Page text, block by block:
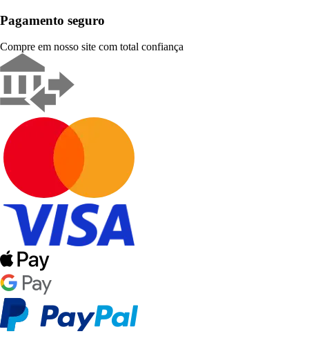
Pagamento seguro
Compre em nosso site com total confiança